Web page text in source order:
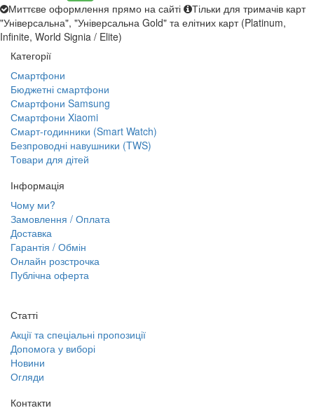
Миттєве оформлення прямо на сайті
Тільки для тримачів карт
"Універсальна", "Універсальна Gold" та елітних карт (Platinum,
Infinite, World Signia / Elite)
Категорії
Смартфони
Бюджетні смартфони
Смартфони Samsung
Смартфони Xiaomi
Смарт-годинники (Smart Watch)
Безпроводні навушники (TWS)
Товари для дітей
Інформація
Чому ми?
Замовлення / Оплата
Доставка
Гарантія / Обмін
Онлайн розстрочка
Публічна оферта
Статті
Акції та спеціальні пропозиції
Допомога у виборі
Новини
Огляди
Контакти